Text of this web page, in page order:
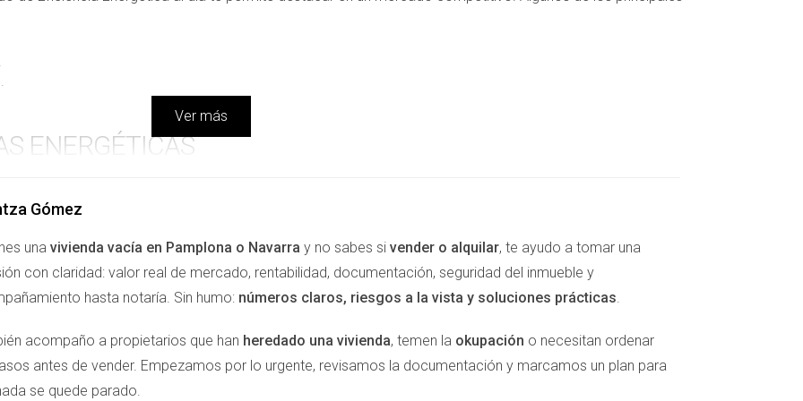
ENERGÉTICAS
te brinda la oportunidad de identificar y aplicar mejoras en la eficiencia de tu hogar. Esto se traduce
directamente en tus facturas. Por ejemplo, si realizas reformas para mejorar el aislamiento o actualizas
reducir considerablemente tus gastos. Estudio tras estudio demuestra que las propiedades con mejores
de lograr ahorros significativos en comparación con aquellas con calificaciones inferiores.
sino que también puede reducir tus gastos de energía en un 30% o más."
TU PROPIEDAD
Ver más
Gómez
una vivienda vacía en Pamplona o Navarra y no sabes si vender o alquilar, te ayudo a tomar una
con claridad: valor real de mercado, rentabilidad, documentación, seguridad del inmueble y
hasta notaría. Sin humo: números claros, riesgos a la vista y soluciones prácticas.
acompaño a propietarios que han heredado una vivienda, temen la okupación o necesitan ordenar
antes de vender. Empezamos por lo urgente, revisamos la documentación y marcamos un plan para
se quede parado.